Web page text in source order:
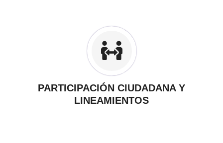
PARTICIPACIÓN CIUDADANA Y
LINEAMIENTOS